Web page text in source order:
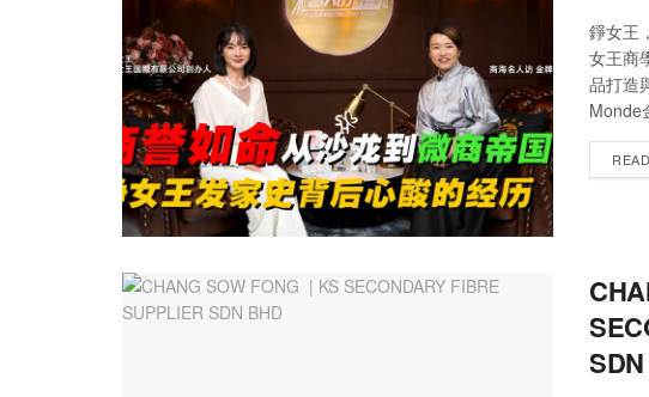
錚女王
女王商
品打造
Monde